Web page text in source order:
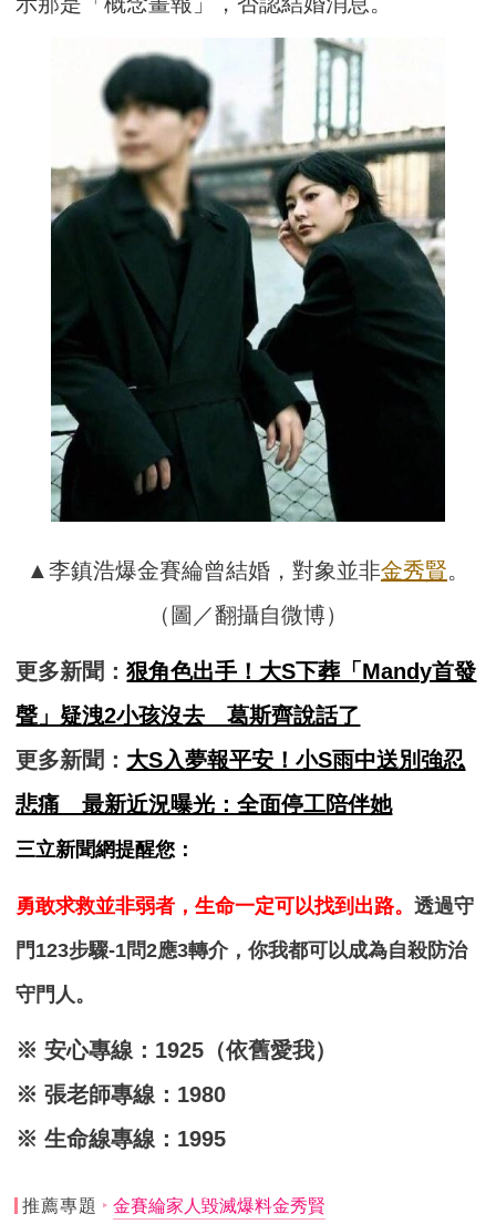
▲李鎮浩爆金賽綸曾結婚，對象並非金秀賢。
（圖／翻攝自微博）
更多新聞：狠角色出手！大S下葬「Mandy首發
聲」疑洩2小孩沒去 葛斯齊說話了
更多新聞： 大S入夢報平安！小S雨中送別強忍
悲痛 最新近況曝光：全面停工陪伴她
三立新聞網提醒您：
勇敢求救並非弱者，生命一定可以找到出路。透過守
門123步驟-1問2應3轉介，你我都可以成為自殺防治
守門人。
※ 安心專線：1925（依舊愛我）
※ 張老師專線：1980
※ 生命線專線：1995
推薦專題 金賽綸家人毀滅爆料金秀賢